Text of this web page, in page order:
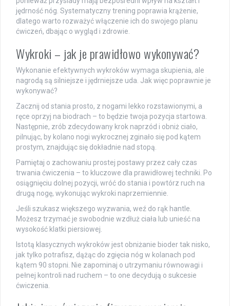
jędrność nóg. Systematyczny trening poprawia krążenie,
dlatego warto rozważyć włączenie ich do swojego planu
ćwiczeń, dbając o wygląd i zdrowie.
Wykroki – jak je prawidłowo wykonywać?
Wykonanie efektywnych wykroków wymaga skupienia, ale
nagrodą są silniejsze i jędrniejsze uda. Jak więc poprawnie je
wykonywać?
Zacznij od stania prosto, z nogami lekko rozstawionymi, a
ręce oprzyj na biodrach – to będzie twoja pozycja startowa.
Następnie, zrób zdecydowany krok naprzód i obniż ciało,
pilnując, by kolano nogi wykrocznej zginało się pod kątem
prostym, znajdując się dokładnie nad stopą.
Pamiętaj o zachowaniu prostej postawy przez cały czas
trwania ćwiczenia – to kluczowe dla prawidłowej techniki. Po
osiągnięciu dolnej pozycji, wróć do stania i powtórz ruch na
drugą nogę, wykonując wykroki naprzemiennie.
Jeśli szukasz większego wyzwania, weź do rąk hantle.
Możesz trzymać je swobodnie wzdłuż ciała lub unieść na
wysokość klatki piersiowej.
Istotą klasycznych wykroków jest obniżanie bioder tak nisko,
jak tylko potrafisz, dążąc do zgięcia nóg w kolanach pod
kątem 90 stopni. Nie zapominaj o utrzymaniu równowagi i
pełnej kontroli nad ruchem – to one decydują o sukcesie
ćwiczenia.